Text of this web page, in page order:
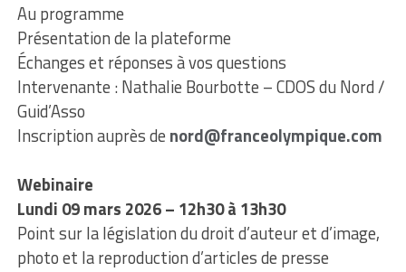
Au programme
Présentation de la plateforme
Échanges et réponses à vos questions
Intervenante : Nathalie Bourbotte – CDOS du Nord /
Guid’Asso
Inscription auprès de nord@franceolympique.com
Webinaire
Lundi 09 mars 2026 – 12h30 à 13h30
Point sur la législation du droit d’auteur et d’image,
photo et la reproduction d’articles de presse